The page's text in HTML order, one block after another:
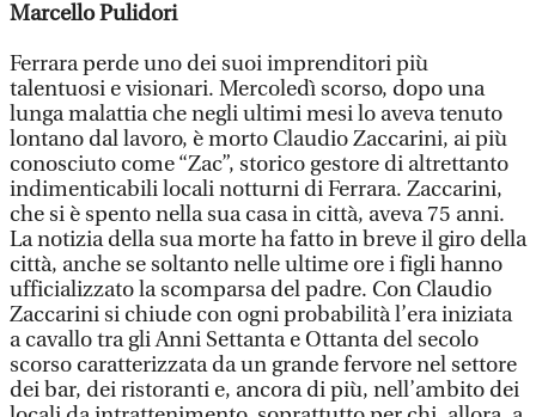
Marcello Pulidori
Ferrara perde uno dei suoi imprenditori più
talentuosi e visionari. Mercoledì scorso, dopo una
lunga malattia che negli ultimi mesi lo aveva tenuto
lontano dal lavoro, è morto Claudio Zaccarini, ai più
conosciuto come “Zac”, storico gestore di altrettanto
indimenticabili locali notturni di Ferrara. Zaccarini,
che si è spento nella sua casa in città, aveva 75 anni.
La notizia della sua morte ha fatto in breve il giro della
città, anche se soltanto nelle ultime ore i figli hanno
ufficializzato la scomparsa del padre. Con Claudio
Zaccarini si chiude con ogni probabilità l’era iniziata
a cavallo tra gli Anni Settanta e Ottanta del secolo
scorso caratterizzata da un grande fervore nel settore
dei bar, dei ristoranti e, ancora di più, nell’ambito dei